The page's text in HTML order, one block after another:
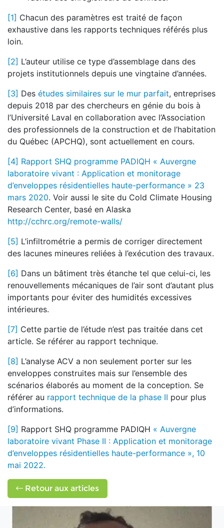
[1] Chacun des paramètres est traité de façon
exhaustive dans les rapports techniques référés plus
loin.
[2] L’auteur utilise ce type d’assemblage dans des
projets institutionnels depuis une vingtaine d’années.
[3] Des études similaires sur le mur parfait, entreprises
depuis 2018 par des chercheurs en génie du bois à
l’Université Laval en collaboration avec l’Association
des professionnels de la construction et de l’habitation
du Québec (APCHQ), sont actuellement en cours.
[4] Rapport SHQ programme PADIQH « Auvergne
laboratoire vivant : Application et monitorage
d’enveloppes résidentielles haute-performance » 23
mars 2020. Voir aussi le site du Cold Climate Housing
Research Center, basé en Alaska
http://cchrc.org/remote-walls/
[5] L’infiltrométrie a permis de corriger directement
des lacunes mineures reliées à l’exécution des travaux.
[6] Dans un bâtiment très étanche tel que celui-ci, les
renouvellements mécaniques de l’air sont d’autant plus
importants pour éviter des humidités excessives
intérieures.
[7] Cette partie de l’étude n’est pas traitée dans cet
article. Se référer au rapport technique.
[8] L’analyse ACV a non seulement porter sur les
enveloppes construites mais sur l’ensemble des
scénarios élaborés au moment de la conception. Se
référer au rapport technique de la phase II pour plus
d’informations.
[9] Rapport SHQ programme PADIQH « Auvergne
laboratoire vivant Phase II : Application et monitorage
d’enveloppes résidentielles haute-performance », 10
mai 2022.
Retour aux articles